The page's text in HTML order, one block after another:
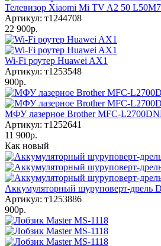
Телевизор Xiaomi Mi TV A2 50
Артикул: т1244708
22 900р.
Wi-Fi роутер Huawei AX1
Артикул: т1253548
900р.
МФУ лазерное Brother MFC-
Артикул: т1252641
11 900р.
Как новый
Аккумуляторный шуруповерт-дрель
Артикул: т1253886
900р.